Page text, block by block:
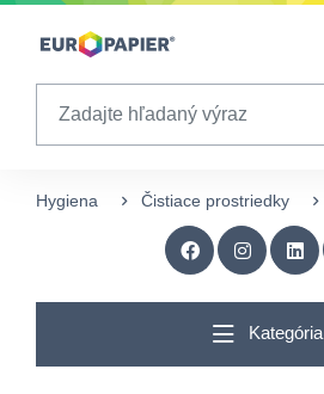
Table Of Content
Zaujímavé produkty pre Vás
Hygiena Čistiace prostriedky
Kategória